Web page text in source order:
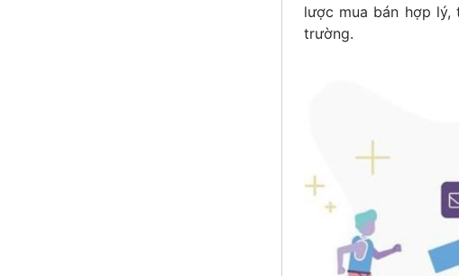
lược mua bán hợp
trường.